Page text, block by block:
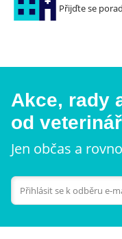
Přijďte se
Akce, rady
od
Jen občas a